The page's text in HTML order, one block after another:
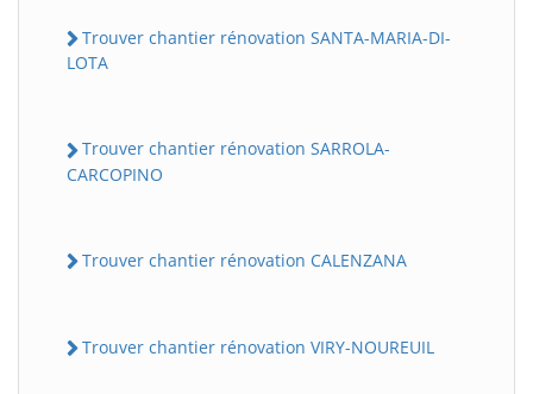
Trouver chantier rénovation SANTA-MARIA-DI-
LOTA
Trouver chantier rénovation SARROLA-
CARCOPINO
Trouver chantier rénovation CALENZANA
Trouver chantier rénovation VIRY-NOUREUIL